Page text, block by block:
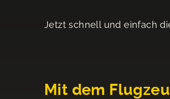
Jetzt schnell und einfach
Mit dem